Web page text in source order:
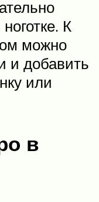
К
можно
и добавить
или
в